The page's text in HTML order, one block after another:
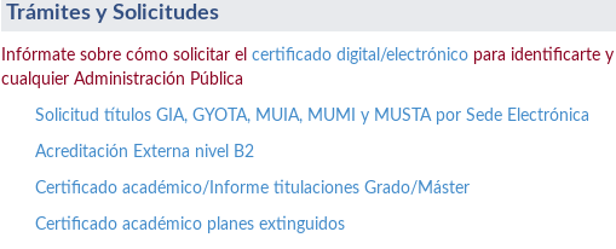
Trámites y Solicitudes
Infórmate sobre cómo solicitar el certificado digital/electrónico para identificarte
cualquier Administración Pública
Solicitud títulos GIA, GYOTA, MUIA, MUMI y MUSTA por Sede Electrónica
Acreditación Externa nivel B2
Certificado académico/Informe titulaciones Grado/Máster
Certificado académico planes extinguidos